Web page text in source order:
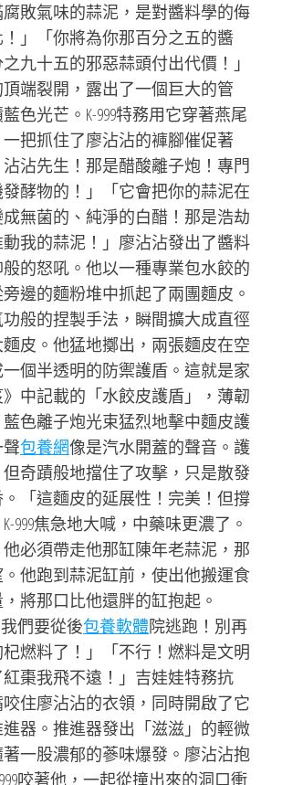
敗氣味的蒜泥，是對醬料學的侮
」「你將為你那百分之五的醬
九十五的邪惡蒜頭付出代價！」
端裂開，露出了一個巨大的管
色光芒。K-999特務用它穿著燕尾
把抓住了廖沾沾的褲腳催促著
沾先生！那是醋酸離子炮！專門
酵物的！」「它會把你的蒜泥在
無菌的、純淨的白醋！那是浩劫
我的蒜泥！」廖沾沾發出了醬料
的怒吼。他以一種專業包水餃的
邊的麵粉堆中抓起了兩團麵皮。
般的捏製手法，瞬間擴大成直徑
皮。他猛地擲出，兩張麵皮在空
個半透明的防禦護盾。這就是家
中記載的「水餃皮護盾」，薄韌
色離子炮光束猛烈地擊中麵皮護
包養網像是汽水開蓋的聲音。護
奇蹟般地擋住了攻擊，只是散發
「這麵皮的延展性！完美！但撐
999焦急地大喊，中藥味更濃了。
必須帶走他那缸陳年老蒜泥，那
他跑到蒜泥缸前，使出他搬運食
將那口比他還胖的缸抱起。
我們要從後包養軟體院逃跑！別再
燃料了！」「不行！燃料是文明
棗我飛不遠！」吉娃娃特務抗
住廖沾沾的衣領，同時開啟了它
器。推進器發出「滋滋」的輕微
一股濃郁的蔘味爆發。廖沾沾抱
咬著他，一起從撞出來的洞口衝